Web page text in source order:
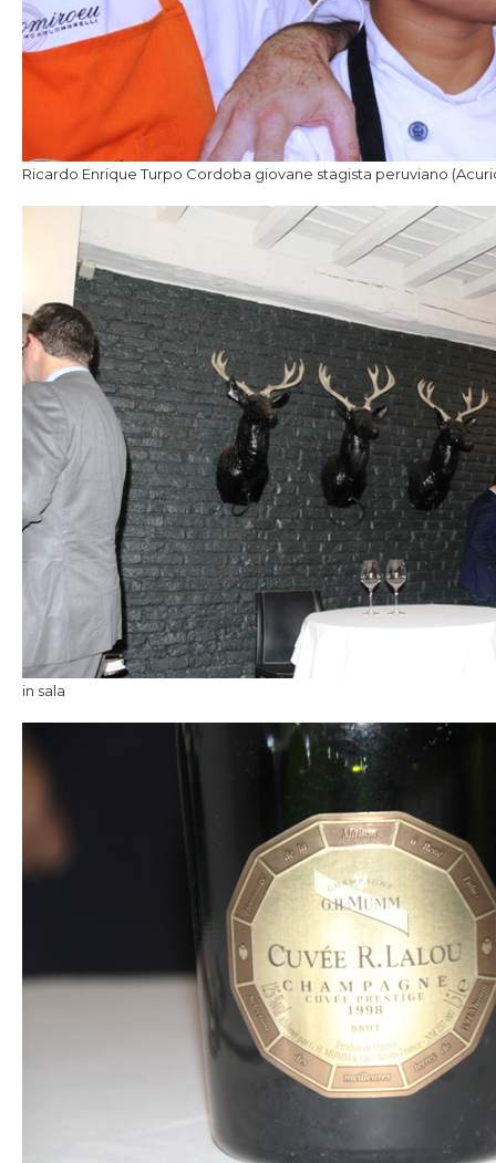
Ricardo Enrique Turpo Cordoba giovane stagista peruviano
in sala